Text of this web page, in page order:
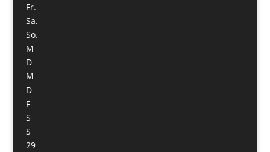
Fr.
Sa.
So.
M
D
M
D
F
S
S
29